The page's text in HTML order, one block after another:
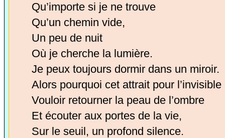
Qu’importe si je ne trouve
Qu’un chemin vide,
Un peu de nuit
Où je cherche la lumière.
Je peux toujours dormir dans un miroir.
Alors pourquoi cet attrait pour l’invisible
Vouloir retourner la peau de l’ombre
Et écouter aux portes de la vie,
Sur le seuil, un profond silence.